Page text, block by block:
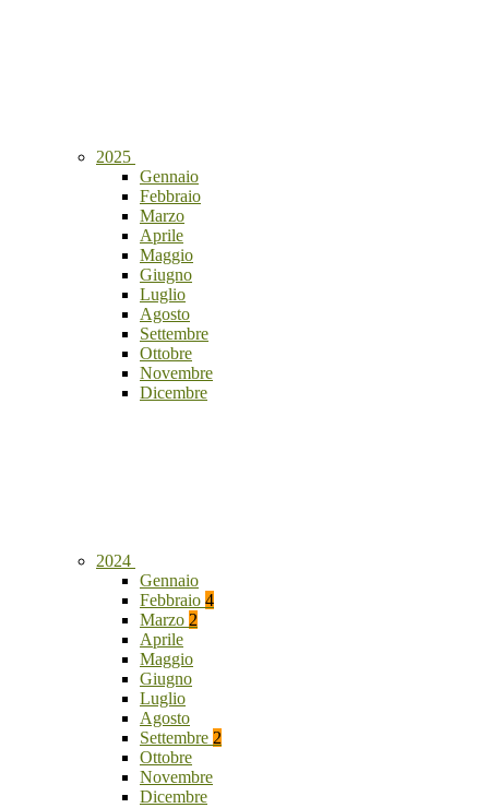
2025
Gennaio
Febbraio
Marzo
Aprile
Maggio
Giugno
Luglio
Agosto
Settembre
Ottobre
Novembre
Dicembre
2024
Gennaio
Febbraio 4
Marzo 2
Aprile
Maggio
Giugno
Luglio
Agosto
Settembre 2
Ottobre
Novembre
Dicembre